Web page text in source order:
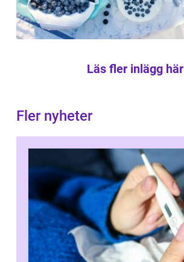
Läs fler inlägg här
Fler nyheter